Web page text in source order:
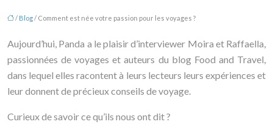
/ Blog/ Comment est née votre passion pour les voyages ?
Aujourd’hui, Panda a le plaisir d’interviewer Moira et Raffaella,
passionnées de voyages et auteurs du blog Food and Travel,
dans lequel elles racontent à leurs lecteurs leurs expériences et
leur donnent de précieux conseils de voyage.
Curieux de savoir ce qu’ils nous ont dit ?